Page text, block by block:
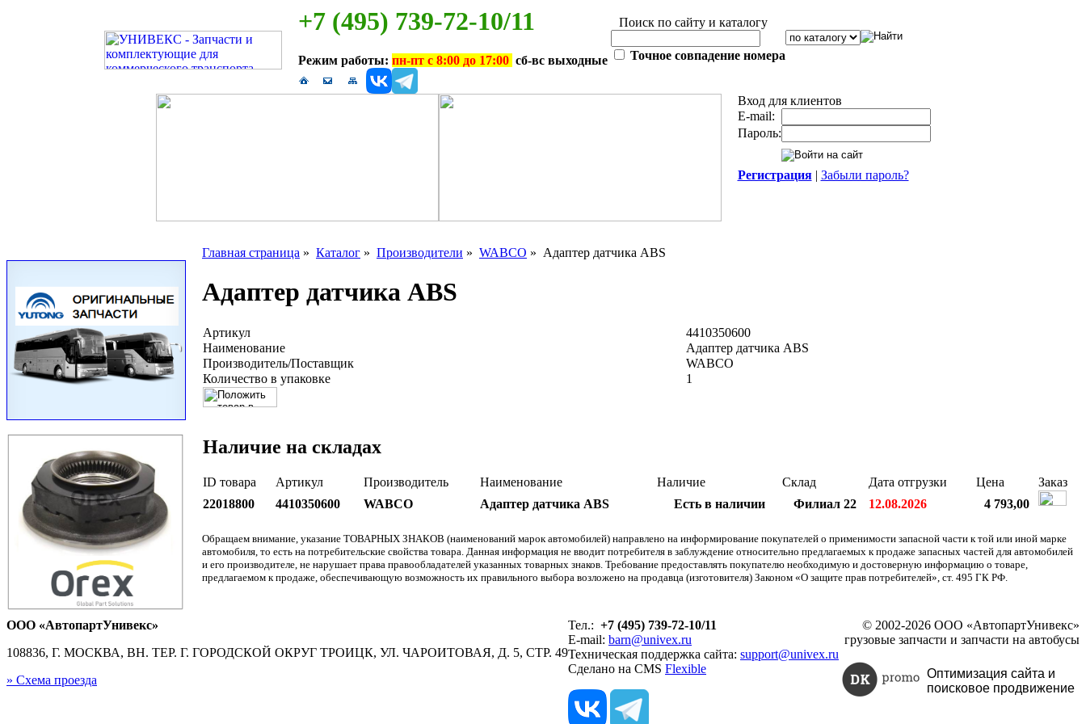
+7 (495) 739-72-10/11
Режим работы: пн-пт с 8:00 до 17:00 сб-вс выходные
Поиск по сайту и каталогу
Точное совпадение номера
Вход для клиентов
E-mail:
Пароль:
Регистрация| Забыли пароль?
Главная страница » Каталог » Производители » WABCO » Адаптер датчика ABS
Адаптер датчика ABS
Артикул
4410350600
Наименование
Адаптер датчика ABS
Производитель/Поставщик
WABCO
Количество в упаковке
1
Наличие на складах
ID товара Артикул Производитель Наименование Наличие Склад Дата отгрузки Цена
Заказ
22018800
4410350600 WABCO Адаптер датчика ABS Есть в наличии Филиал 22 12.08.2026 4 793,00
Обращаем внимание, указание ТОВАРНЫХ ЗНАКОВ (наименований марок автомобилей) направлено на информирование покупателей о применимости запасной части к той или иной марке
автомобиля, то есть на потребительские свойства товара. Данная информация не вводит потребителя в заблуждение относительно предлагаемых к продаже запасных частей для автомобилей
и его производителе, не нарушает права правообладателей указанных товарных знаков. Требование предоставлять покупателю необходимую и достоверную информацию о товаре,
предлагаемом к продаже, обеспечивающую возможность их правильного выбора возложено на продавца (изготовителя) Законом «О защите прав потребителей», ст. 495 ГК РФ.
ООО «АвтопартУнивекс»
108836, Г. МОСКВА, ВН. ТЕР. Г. ГОРОДСКОЙ ОКРУГ ТРОИЦК, УЛ. ЧАРОИТОВАЯ, Д. 5, СТР. 49
» Схема проезда
Тел.: +7 (495) 739-72-10/11
E-mail: barn@univex.ru
Техническая поддержка сайта: support@univex.ru
Сделано на CMS Flexible
© 2002-2026 ООО «АвтопартУнивекс»
грузовые запчасти и запчасти на автобусы
Оптимизация сайта и
поисковое продвижение